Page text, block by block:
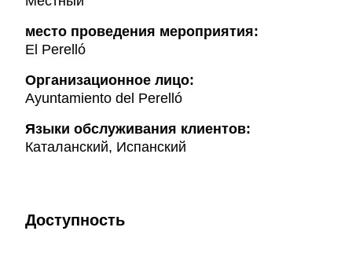
место проведения мероприятия:
El Perelló
Организационное лицо:
Ayuntamiento del Perelló
Языки обслуживания клиентов:
Каталанский, Испанский
Доступность